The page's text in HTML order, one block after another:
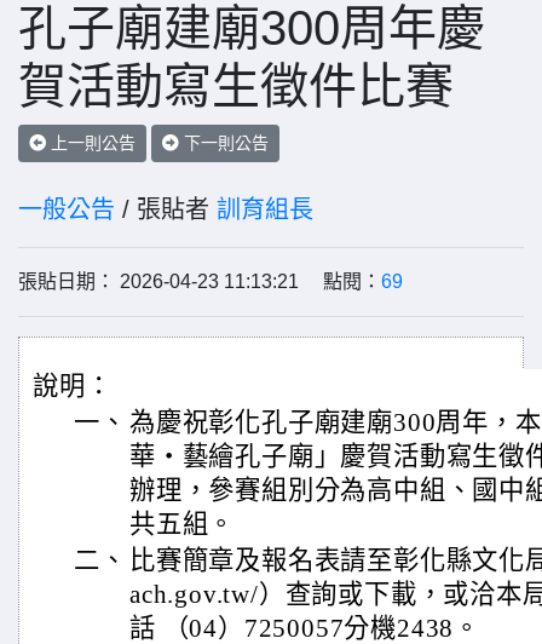
孔子廟建廟300周年慶
賀活動寫生徵件比賽
上一則公告 下一則公告
一般公告 / 張貼者 訓育組長
張貼日期： 2026-04-23 11:13:21 點閱： 69
說明：
一、 為慶祝彰化孔子廟建廟300周年，
華・藝繪孔子廟」慶賀活動寫生徵
辦理，參賽組別分為高中組、國中
共五組。
二、 比賽簡章及報名表請至彰化縣文化
ach.gov.tw/）查詢或下載，或洽本
話 （04）7250057分機2438。